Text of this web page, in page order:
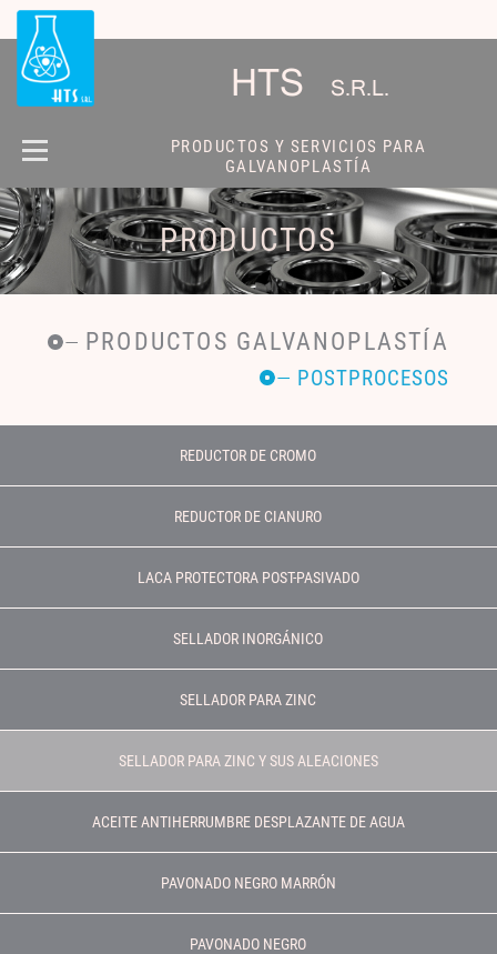
HTS S.R.L.
PRODUCTOS Y SERVICIOS PARA
GALVANOPLASTÍA
PRODUCTOS
QUIENES
SOMOS
PRODUCTOS
PRODUCTOS GALVANOPLASTÍA
POSTPROCESOS
REDUCTOR DE CROMO
REDUCTOR DE CIANURO
LACA PROTECTORA POST-PASIVADO
SELLADOR INORGÁNICO
SELLADOR PARA ZINC
SELLADOR PARA ZINC Y SUS ALEACIONES
ACEITE ANTIHERRUMBRE DESPLAZANTE DE AGUA
PAVONADO NEGRO MARRÓN
PAVONADO NEGRO